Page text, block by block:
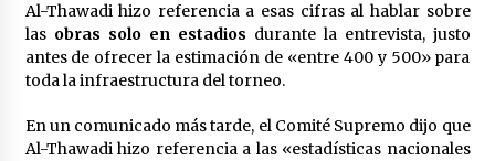
Al-Thawadi hizo referencia a esas cifras al hablar sobre
las obras solo en estadios durante la entrevista, justo
antes de ofrecer la estimación de «entre 400 y 500» para
toda la infraestructura del torneo.
En un comunicado más tarde, el Comité Supremo dijo que
Al-Thawadi hizo referencia a las «estadísticas nacionales